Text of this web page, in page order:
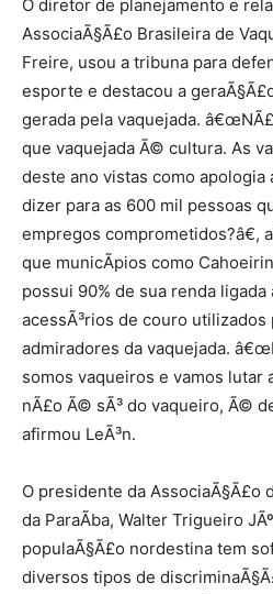
O diretor de planejamento e
AssociaÃ§Ã£o Brasileira de
Freire, usou a tribuna para
esporte e destacou a
gerada pela vaquejada.
que vaquejada Ã© cultura. As
deste ano vistas como apologia
dizer para as 600 mil pessoas
empregos comprometidos?â€,
que municÃ­pios como
possui 90% de sua renda ligada
acessÃ³rios de couro
admiradores da vaquejada.
somos vaqueiros e vamos lutar
nÃ£o Ã© sÃ³ do vaqueiro, Ã©
afirmou LeÃ³n.
O presidente da AssociaÃ§Ã£o
da ParaÃ­ba, Walter Trigueiro
populaÃ§Ã£o nordestina tem
diversos tipos de